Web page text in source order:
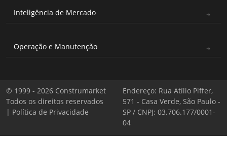
Inteligência de Mercado
Operação e Manutenção
© 1999 - 2026 Construmarket
Todos os direitos reservados
| Política de Privacidade
Endereço: Rua Atílio Piffer,
571 - Casa Verde, São Paulo -
SP / CNPJ: 03.706.177/0001-
04